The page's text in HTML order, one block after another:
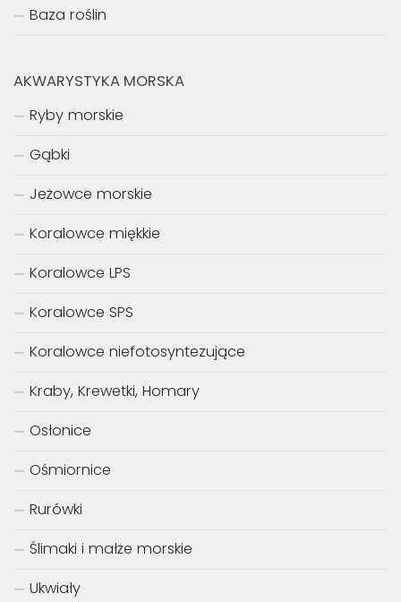
Baza roślin
AKWARYSTYKA MORSKA
Ryby morskie
Gąbki
Jeżowce morskie
Koralowce miękkie
Koralowce LPS
Koralowce SPS
Koralowce niefotosyntezujące
Kraby, Krewetki, Homary
Osłonice
Ośmiornice
Rurówki
Ślimaki i małże morskie
Ukwiały